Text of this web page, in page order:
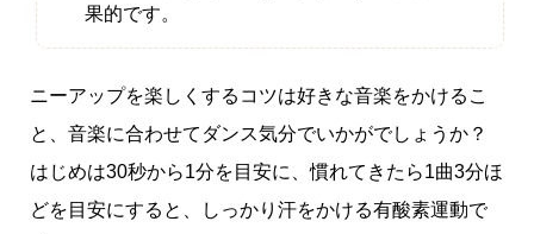
果的です。
ニーアップを楽しくするコツは好きな音楽をかけるこ
と、音楽に合わせてダンス気分でいかがでしょうか？
はじめは30秒から1分を目安に、慣れてきたら1曲3分ほ
どを目安にすると、しっかり汗をかける有酸素運動で